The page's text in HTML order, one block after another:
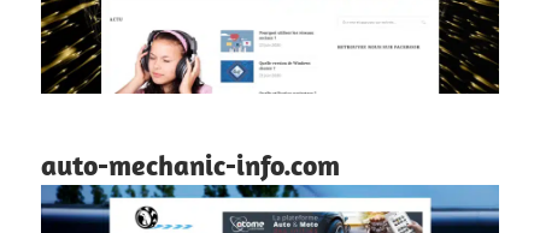
auto-mechanic-info.com